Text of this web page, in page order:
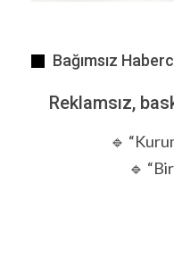
Bağımsız
Reklamsız,
🔹
🔹